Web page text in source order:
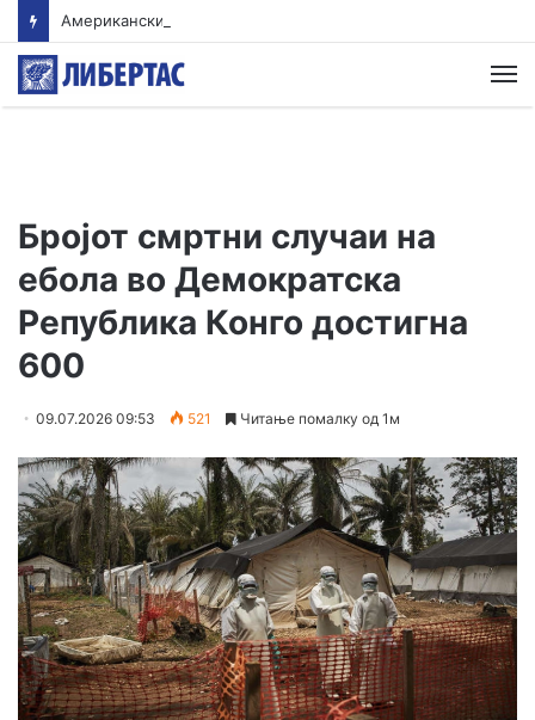
Бројот смртни случаи на
ебола во Демократска
Република Конго достигна
600
09.07.2026 09:53 521 Читање помалку од 1м